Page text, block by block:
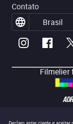
Contato
Brasil
Filmelier